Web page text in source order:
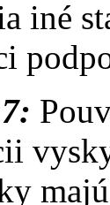
iné